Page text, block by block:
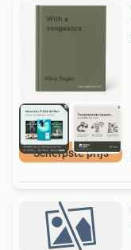
Scherpste prijs